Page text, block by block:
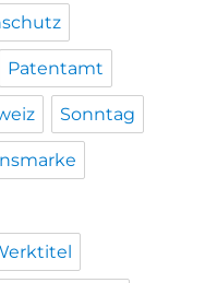
Patentamt
Sonntag